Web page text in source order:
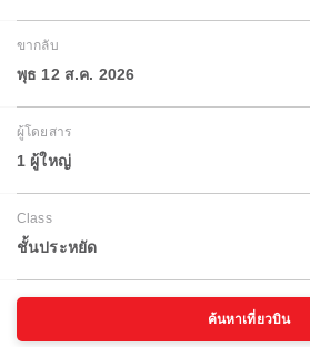
ขากลับ
พุธ 12 ส.ค. 2026
ผู้โดยสาร
1 ผู้ใหญ่
Class
ชั้นประหยัด
ค้นหาเที่ยวบิน